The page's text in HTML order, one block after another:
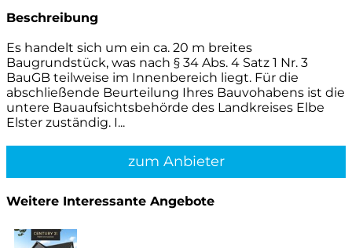
Beschreibung
Es handelt sich um ein ca. 20 m breites
Baugrundstück, was nach § 34 Abs. 4 Satz 1 Nr. 3
BauGB teilweise im Innenbereich liegt. Für die
abschließende Beurteilung Ihres Bauvohabens ist die
untere Bauaufsichtsbehörde des Landkreises Elbe
Elster zuständig. I...
zum Anbieter
Weitere Interessante Angebote